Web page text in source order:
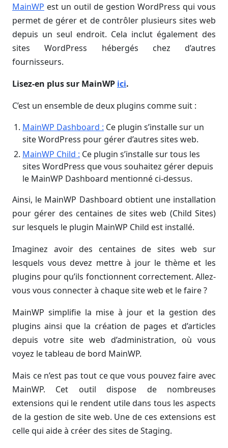
MainWP est un outil de gestion WordPress qui vous
permet de gérer et de contrôler plusieurs sites web
depuis un seul endroit. Cela inclut également des
sites WordPress hébergés chez d’autres
fournisseurs.
Lisez-en plus sur MainWP ici.
C’est un ensemble de deux plugins comme suit :
MainWP Dashboard : Ce plugin s’installe sur un
site WordPress pour gérer d’autres sites web.
MainWP Child : Ce plugin s’installe sur tous les
sites WordPress que vous souhaitez gérer depuis
le MainWP Dashboard mentionné ci-dessus.
Ainsi, le MainWP Dashboard obtient une installation
pour gérer des centaines de sites web (Child Sites)
sur lesquels le plugin MainWP Child est installé.
Imaginez avoir des centaines de sites web sur
lesquels vous devez mettre à jour le thème et les
plugins pour qu’ils fonctionnent correctement. Allez-
vous vous connecter à chaque site web et le faire ?
MainWP simplifie la mise à jour et la gestion des
plugins ainsi que la création de pages et d’articles
depuis votre site web d’administration, où vous
voyez le tableau de bord MainWP.
Mais ce n’est pas tout ce que vous pouvez faire avec
MainWP. Cet outil dispose de nombreuses
extensions qui le rendent utile dans tous les aspects
de la gestion de site web. Une de ces extensions est
celle qui aide à créer des sites de Staging.